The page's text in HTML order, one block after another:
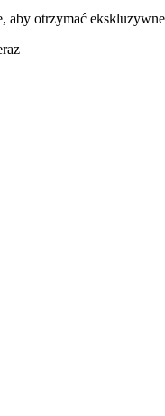
aby otrzymać